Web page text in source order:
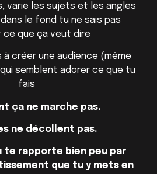
varie les sujets et les angles
le fond tu ne sais pas
ce que ça veut dire
créer une audience (même
semblent adorer ce que tu
fais
ça ne marche pas.
ne décollent pas.
te rapporte bien peu par
que tu y mets en